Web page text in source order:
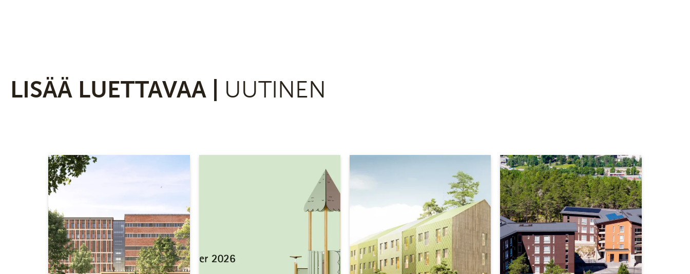
LISÄÄ LUETTAVAA | UUTINEN